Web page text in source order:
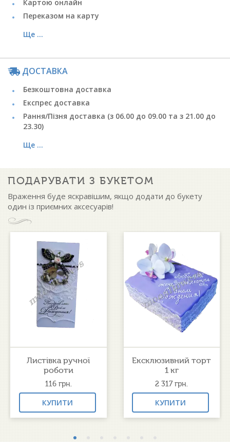
Картою онлайн
Переказом на карту
Ще ...
ДОСТАВКА
Безкоштовна доставка
Експрес доставка
Рання/Пізня доставка (з 06.00 до 09.00 та з 21.00 до
23.30)
Ще ...
ПОДАРУВАТИ З БУКЕТОМ
Враження буде яскравішим, якщо додати до букету
один із приємних аксесуарів!
Листівка ручної
роботи
116 грн.
КУПИТИ
Ексклюзивний торт
1 кг
2 317грн.
КУПИТИ